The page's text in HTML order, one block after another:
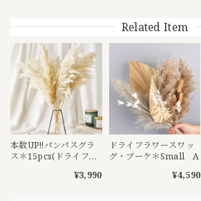
Related Item
本数UP‼︎パンパスグラ
ス＊15pcs(ドライフラ
¥3,990
ドライフラワースワッ
グ・ブーケ＊Small A
¥4,590